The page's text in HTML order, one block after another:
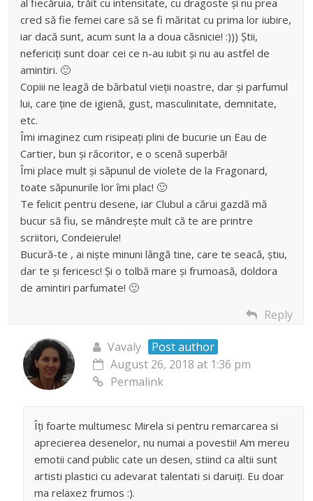
al fiecăruia, trăit cu intensitate, cu dragoste și nu prea
cred să fie femei care să se fi măritat cu prima lor iubire,
iar dacă sunt, acum sunt la a doua căsnicie! :))) Știi,
nefericiți sunt doar cei ce n-au iubit și nu au astfel de
amintiri. 🙂
Copiii ne leagă de bărbatul vieții noastre, dar și parfumul
lui, care ține de igienă, gust, masculinitate, demnitate,
etc.
Îmi imaginez cum risipeați plini de bucurie un Eau de
Cartier, bun și răcoritor, e o scenă superbă!
Îmi place mult și săpunul de violete de la Fragonard,
toate săpunurile lor îmi plac! 🙂
Te felicit pentru desene, iar Clubul a cărui gazdă mă
bucur să fiu, se mândrește mult că te are printre
scriitori, Condeierule!
Bucură-te , ai niște minuni lângă tine, care te seacă, știu,
dar te și fericesc! Și o tolbă mare și frumoasă, doldora
de amintiri parfumate! 🙂
Reply
Vavaly
Post author
August 26, 2018 at 1:36 pm
Permalink
Îți foarte multumesc Mirela si pentru remarcarea si
aprecierea desenelor, nu numai a povestii! Am mereu
emotii cand public cate un desen, stiind ca altii sunt
artisti plastici cu adevarat talentati si daruiți. Eu doar
ma relaxez frumos :).